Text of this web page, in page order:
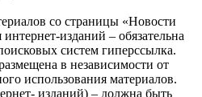
со страницы «Новости
изданий – обязательна
систем гиперссылка.
в независимости от
использования материалов.
изданий) – должна быть